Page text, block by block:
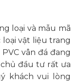
loại và mẫu mã
loại vật liệu trang
vân đá đang
đầu tư rất ưa
khách vui lòng